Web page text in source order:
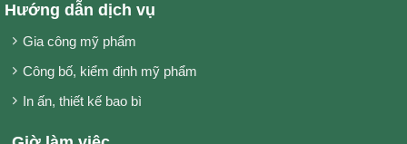
Hướng dẫn dịch vụ
Gia công mỹ phẩm
Công bố, kiểm định mỹ phẩm
In ấn, thiết kế bao bì